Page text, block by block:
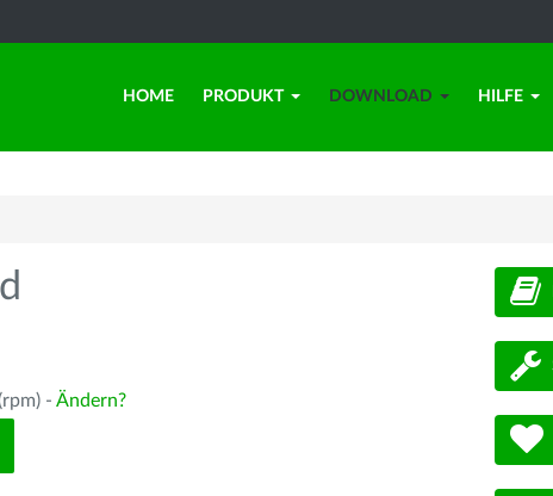
HOME PRODUKT DOWNLOAD HILFE
- Ändern?